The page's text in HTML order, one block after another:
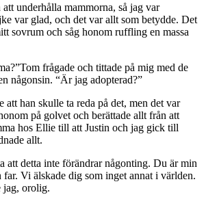
underhålla mammorna, så jag var
var glad, och det var allt som betydde. Det
sovrum och såg honom ruffling en massa
frågade och tittade på mig med de
någonsin. “Är jag adopterad?”
att han skulle ta reda på det, men det var
på golvet och berättade allt från att
hos Ellie till att Justin och jag gick till
allt.
att detta inte förändrar någonting. Du är min
Vi älskade dig som inget annat i världen.
jag, orolig.